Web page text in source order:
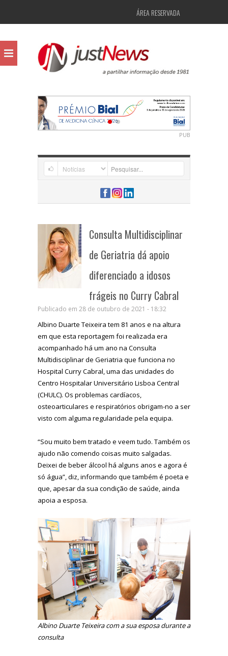
ÁREA RESERVADA
PUB
Consulta Multidisciplinar
de Geriatria dá apoio
diferenciado a idosos
frágeis no Curry Cabral
Publicado em 28 de outubro de 2021 - 18:32
Albino Duarte Teixeira tem 81 anos e na altura
em que esta reportagem foi realizada era
acompanhado há um ano na Consulta
Multidisciplinar de Geriatria que funciona no
Hospital Curry Cabral, uma das unidades do
Centro Hospitalar Universitário Lisboa Central
(CHULC). Os problemas cardíacos,
osteoarticulares e respiratórios obrigam-no a ser
visto com alguma regularidade pela equipa.
“Sou muito bem tratado e veem tudo. Também os
ajudo não comendo coisas muito salgadas.
Deixei de beber álcool há alguns anos e agora é
só água”, diz, informando que também é poeta e
que, apesar da sua condição de saúde, ainda
apoia a esposa.
Albino Duarte Teixeira com a sua esposa durante a
consulta